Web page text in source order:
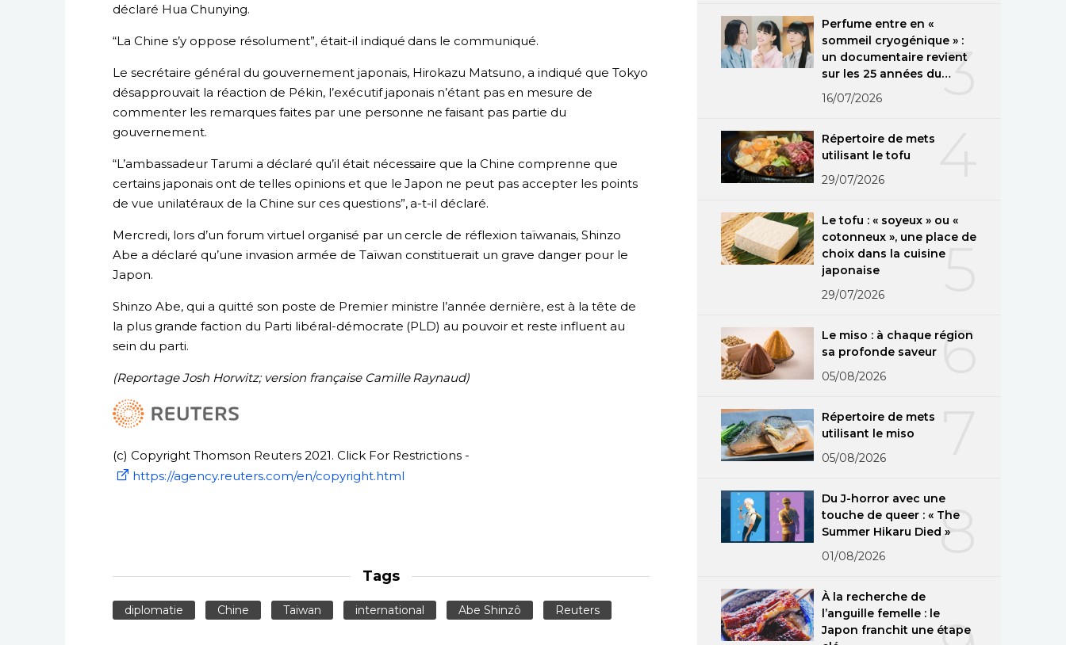
déclaré Hua Chunying.
“La Chine s’y oppose résolument”, était-il indiqué dans le communiqué.
Le secrétaire général du gouvernement japonais, Hirokazu Matsuno, a indiqué que Tokyo
désapprouvait la réaction de Pékin, l’exécutif japonais n’étant pas en mesure de
commenter les remarques faites par une personne ne faisant pas partie du
gouvernement.
“L’ambassadeur Tarumi a déclaré qu’il était nécessaire que la Chine comprenne que
certains japonais ont de telles opinions et que le Japon ne peut pas accepter les points
de vue unilatéraux de la Chine sur ces questions”, a-t-il déclaré.
Mercredi, lors d’un forum virtuel organisé par un cercle de réflexion taïwanais, Shinzo
Abe a déclaré qu’une invasion armée de Taïwan constituerait un grave danger pour le
Japon.
Shinzo Abe, qui a quitté son poste de Premier ministre l’année dernière, est à la tête de
la plus grande faction du Parti libéral-démocrate (PLD) au pouvoir et reste influent au
sein du parti.
(Reportage Josh Horwitz; version française Camille Raynaud)
(c) Copyright Thomson Reuters 2021. Click For Restrictions -
https://agency.reuters.com/en/copyright.html
Tags
diplomatie Chine Taiwan international Abe Shinzô Reuters
3
Perfume entre en «
sommeil cryogénique » :
un documentaire revient
sur les 25 années du
groupe
16/07/2026
Répertoire de mets
utilisant le tofu
29/07/2026
5
Le tofu : « soyeux » ou «
cotonneux », une place de
choix dans la cuisine
japonaise
29/07/2026
6
Le miso : à chaque région
sa profonde saveur
05/08/2026
Répertoire de mets
utilisant le miso
05/08/2026
8
Du J-horror avec une
touche de queer : « The
Summer Hikaru Died »
01/08/2026
À la recherche de
l’anguille femelle : le
Japon franchit une étape